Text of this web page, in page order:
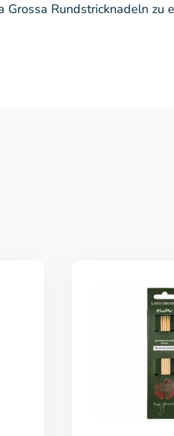
Rundstricknadeln